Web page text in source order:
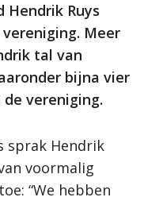
Ruys
Meer
tal van
bijna vier
vereniging.
sprak Hendrik
voormalig
“We hebben